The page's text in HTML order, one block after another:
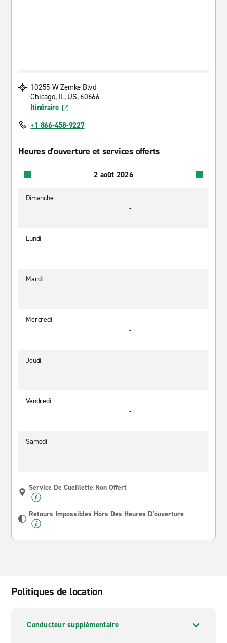
10255 W Zemke Blvd
Chicago, IL, US, 60666
Itinéraire
+1 866-458-9227
Heures d’ouverture et services offerts
2 août 2026
Dimanche
-
Lundi
-
Mardi
-
Mercredi
-
Jeudi
-
Vendredi
-
Samedi
-
Service De Cueillette Non Offert
Retours Impossibles Hors Des Heures D'ouverture
Politiques de location
Conducteur supplémentaire